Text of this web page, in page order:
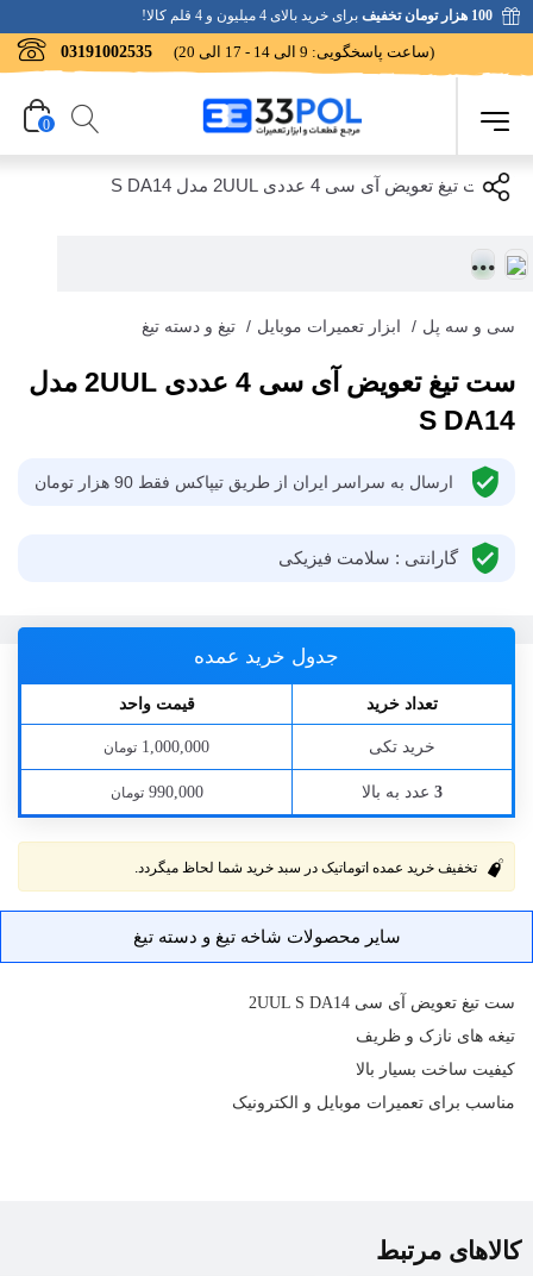
100 هزار تومان تخفیف برای خرید بالای 4 میلیون و 4 قلم کالا!
03191002535 (ساعت پاسخگویی: 9 الی 14 - 17 الی 20)
0
سی و سه پل / ابزار تعمیرات موبایل / تیغ و دسته تیغ
ست تیغ تعویض آی سی 4 عددی 2UUL مدل
S DA14
ارسال به سراسر ایران از طریق تیپاکس فقط 90 هزار تومان
گارانتی : سلامت فیزیکی
جدول خرید عمده
تعداد خرید قیمت واحد
خرید تکی 1,000,000 تومان
3 عدد به بالا 990,000 تومان
تخفیف خرید عمده اتوماتیک در سبد خرید شما لحاظ میگردد.
سایر محصولات شاخه تیغ و دسته تیغ
ست تیغ تعویض آی سی 2UUL S DA14
تیغه های نازک و ظریف
کیفیت ساخت بسیار بالا
مناسب برای تعمیرات موبایل و الکترونیک
کالاهای مرتبط